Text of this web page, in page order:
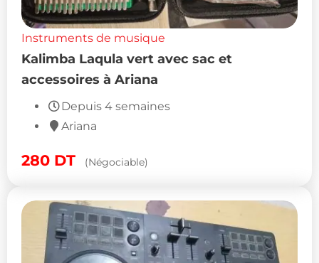
Instruments de musique
Kalimba Laqula vert avec sac et
accessoires à Ariana
Depuis 4 semaines
Ariana
280 DT (Négociable)